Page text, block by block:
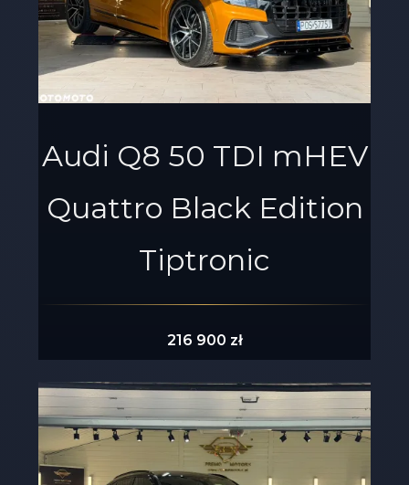
Audi Q8 50 TDI mHEV
Quattro Black Edition
Tiptronic
216 900 zł